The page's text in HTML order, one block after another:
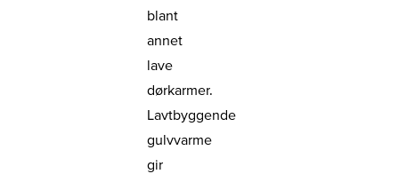
blant
annet
lave
dørkarmer.
Lavtbyggende
gulvvarme
gir